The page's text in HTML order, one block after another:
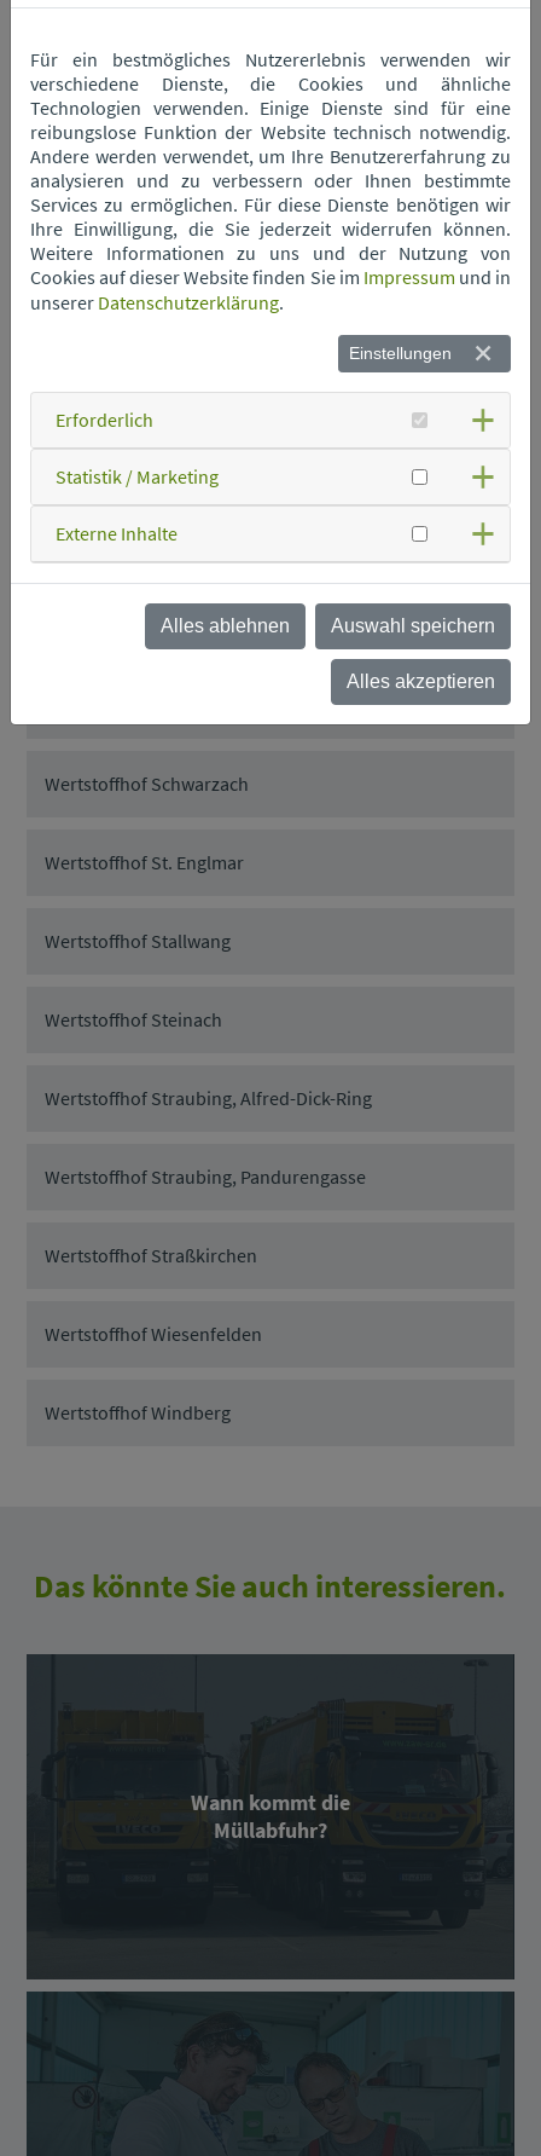
Wertstoffhof Neukirchen
Wertstoffhof Niederwinkling
Wertstoffhof Oberschneiding
Wertstoffhof Parkstetten
Wertstoffhof Perkam
Wertstoffhof Rain
Wertstoffhof Rattenberg
Wertstoffhof Rattiszell
Wertstoffhof Schwarzach
Wertstoffhof St. Englmar
Wertstoffhof Stallwang
Wertstoffhof Steinach
Wertstoffhof Straubing, Alfred-Dick-Ring
Wertstoffhof Straubing, Pandurengasse
Wertstoffhof Straßkirchen
Wertstoffhof Wiesenfelden
Wertstoffhof Windberg
Das könnte Sie auch interessieren.
Wann kommt die
Müllabfuhr?
Für ein bestmögliches Nutzererlebnis verwenden wir
verschiedene Dienste, die Cookies und ähnliche
Technologien verwenden. Einige Dienste sind für eine
reibungslose Funktion der Website technisch notwendig.
Andere werden verwendet, um Ihre Benutzererfahrung zu
analysieren und zu verbessern oder Ihnen bestimmte
Services zu ermöglichen. Für diese Dienste benötigen wir
Ihre Einwilligung, die Sie jederzeit widerrufen können.
Weitere Informationen zu uns und der Nutzung von
Cookies auf dieser Website finden Sie im Impressum und in
unserer Datenschutzerklärung.
Einstellungen
Erforderlich
Statistik / Marketing
Externe Inhalte
Alles ablehnen Auswahl speichern
Alles akzeptieren